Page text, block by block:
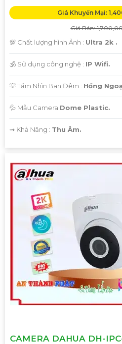
Giá Khuyến Mại:
Giá Bán:
💯 Chất lượng hình Ảnh : Ultra 2k .
🕉️ Sử dụng công nghệ : IP Wifi.
💡 Tầm Nhìn Ban Đêm : Hồng
💦 Mẫu Camera Dome Plastic.
️⇝ Khả Năng : Thu Âm.
CAMERA DAHUA DH-